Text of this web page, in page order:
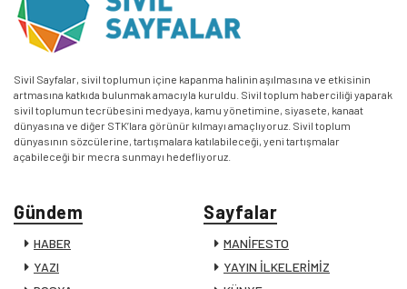
Sivil Sayfalar, sivil toplumun içine kapanma halinin aşılmasına ve etkisinin
artmasına katkıda bulunmak amacıyla kuruldu. Sivil toplum haberciliği yaparak
sivil toplumun tecrübesini medyaya, kamu yönetimine, siyasete, kanaat
dünyasına ve diğer STK’lara görünür kılmayı amaçlıyoruz. Sivil toplum
dünyasının sözcülerine, tartışmalara katılabileceği, yeni tartışmalar
açabileceği bir mecra sunmayı hedefliyoruz.
Gündem
HABER
YAZI
Sayfalar
MANİFESTO
YAYIN İLKELERİMİZ